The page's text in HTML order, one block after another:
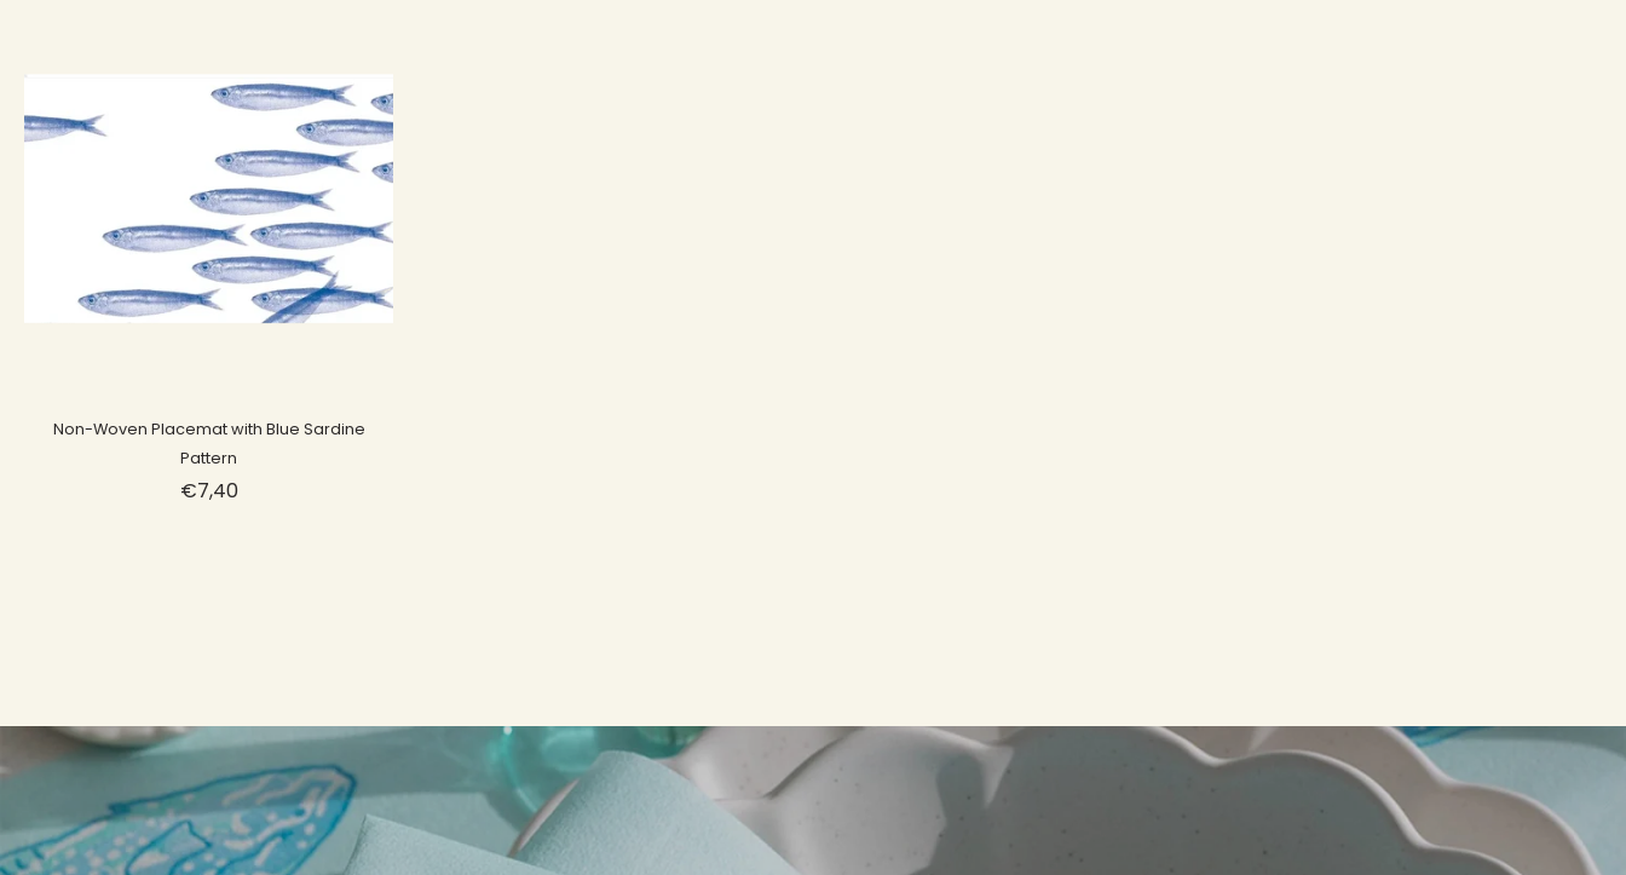
Non-Woven Placemat with Blue Sardine
Pattern
€7,40